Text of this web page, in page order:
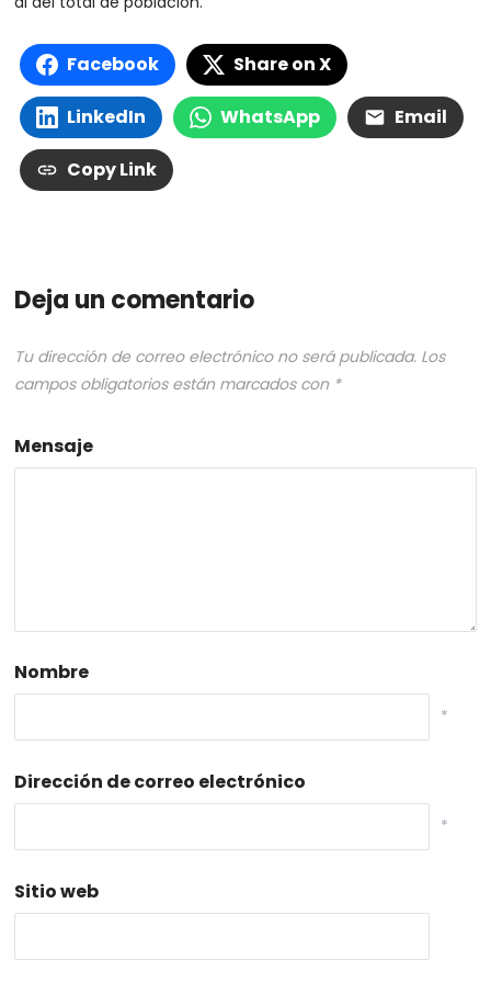
Facebook Share on X
LinkedIn WhatsApp Email
Copy Link
Deja un comentario
Tu dirección de correo electrónico no será publicada. Los
campos obligatorios están marcados con *
Mensaje
Nombre
*
Dirección de correo electrónico
*
Sitio web